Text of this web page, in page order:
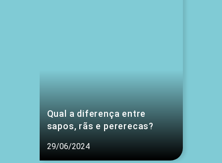
Qual a diferença entre
sapos, rãs e pererecas?
29/06/2024